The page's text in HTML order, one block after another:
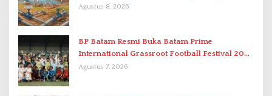
Antar-IPAM
Agustus 8, 2026
BP Batam Resmi Buka Batam Prime
International Grassroot Football Festival 2026
di Stadion Temenggung Abdul Jamal
Agustus 7, 2026